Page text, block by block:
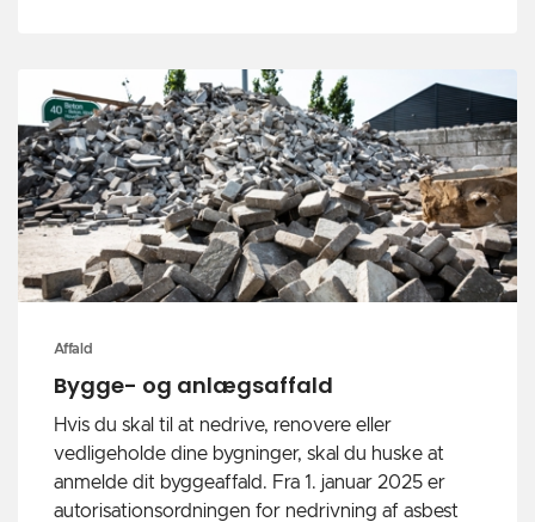
Affald
Bygge- og anlægsaffald
Hvis du skal til at nedrive, renovere eller
vedligeholde dine bygninger, skal du huske at
anmelde dit byggeaffald. Fra 1. januar 2025 er
autorisationsordningen for nedrivning af asbest